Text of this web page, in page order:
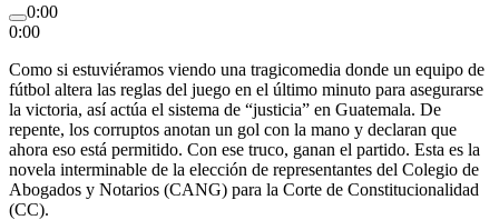
0:00
0:00
Como si estuviéramos viendo una tragicomedia donde un equipo de
fútbol altera las reglas del juego en el último minuto para asegurarse
la victoria, así actúa el sistema de “justicia” en Guatemala. De
repente, los corruptos anotan un gol con la mano y declaran que
ahora eso está permitido. Con ese truco, ganan el partido. Esta es la
novela interminable de la elección de representantes del Colegio de
Abogados y Notarios (CANG) para la Corte de Constitucionalidad
(CC).